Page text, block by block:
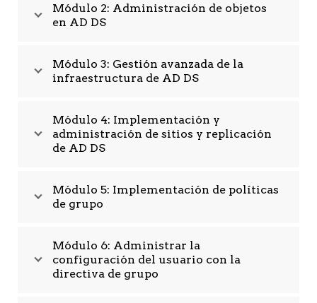
Módulo 2: Administración de objetos
en AD DS
Módulo 3: Gestión avanzada de la
infraestructura de AD DS
Módulo 4: Implementación y
administración de sitios y replicación
de AD DS
Módulo 5: Implementación de políticas
de grupo
Módulo 6: Administrar la
configuración del usuario con la
directiva de grupo